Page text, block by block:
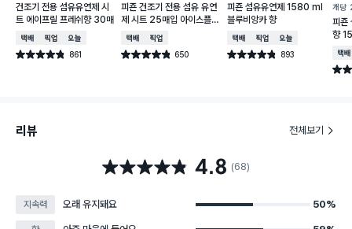
건조기 전용 섬유유연제 시
트 에이프릴 프레쉬향 30매
택배배송매장픽업오늘배송
별점 4.8점 861
건 작성
피죤 건조기 전용 섬유 유연
제 시트 25매입 아이스플라
택배배송매장픽업
별점 4.8점 650
건 작성
피죤 섬유유연제 1580 ml
블루비앙카 향
택배배송매장픽업오늘배송
별점 4.8점 893
건 작성
개당
피죤
향
택배
별점
리뷰 전체보기
별점 4.8점 4.8 (68)
지속력 오래 유지돼요 50%